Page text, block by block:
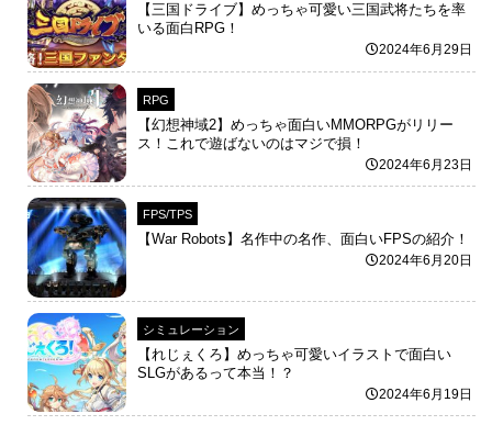
【三国ドライブ】めっちゃ可愛い三国武将たちを率
いる面白RPG！
2024年6月29日
RPG
【幻想神域2】めっちゃ面白いMMORPGがリリー
ス！これで遊ばないのはマジで損！
2024年6月23日
FPS/TPS
【War Robots】名作中の名作、面白いFPSの紹介！
2024年6月20日
シミュレーション
【れじぇくろ】めっちゃ可愛いイラストで面白い
SLGがあるって本当！？
2024年6月19日